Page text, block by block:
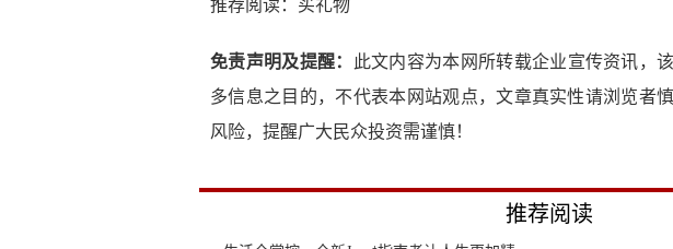
推荐阅读： 买礼物
免责声明及提醒：
此文内容为本网所转载企业宣传资讯，
多信息之目的，不代表本网站观点，文章真实性请浏览者
风险，提醒广大民众投资需谨慎！
推荐阅读